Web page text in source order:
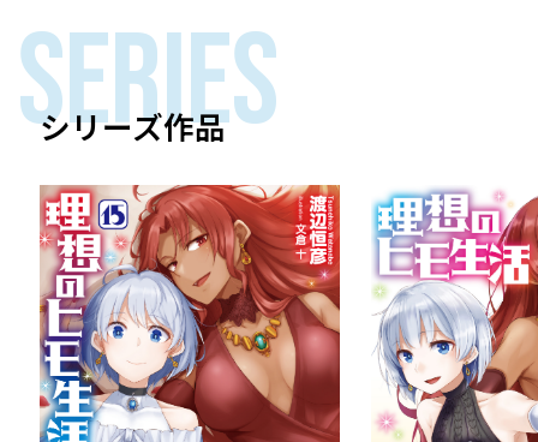
SERIES
シリーズ作品